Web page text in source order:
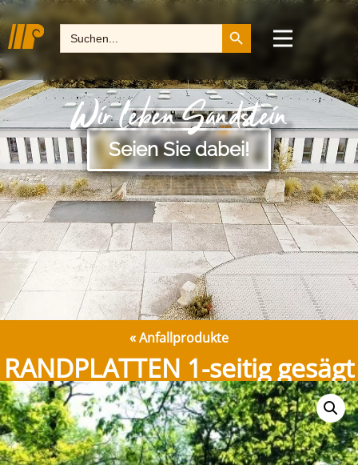
Search
for:
Search Button
Wir leben Sandstein
Seien Sie dabei!
«Anfallprodukte
RANDPLATTEN 1-seitig gesägt